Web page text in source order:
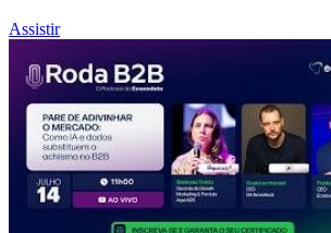
Assistir